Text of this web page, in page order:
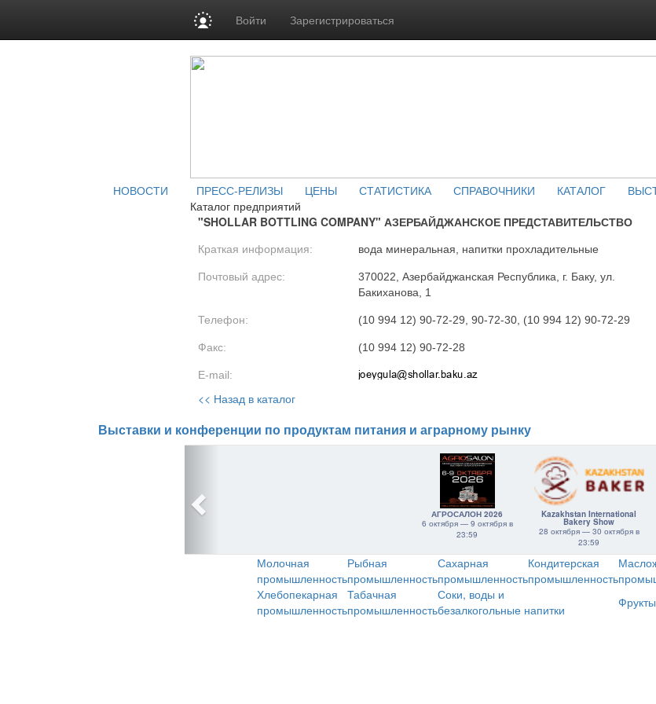
Войти Зарегистрироваться
НОВОСТИ ПРЕСС-РЕЛИЗЫ ЦЕНЫ СТАТИСТИКА СПРАВОЧНИКИ КАТАЛОГ
Каталог предприятий
"SHOLLAR BOTTLING COMPANY" АЗЕРБАЙДЖАНСКОЕ ПРЕДСТАВИТЕЛЬСТВО
Краткая информация: вода минеральная, напитки прохладительные
Почтовый адрес:
370022, Азербайджанская Республика, г. Баку, ул.
Бакиханова, 1
Телефон: (10 994 12) 90-72-29, 90-72-30, (10 994 12) 90-72-29
Факс: (10 994 12) 90-72-28
E-mail:
<< Назад в каталог
Выставки и конференции по продуктам питания и аграрному рынку
АГРОСАЛОН 2026
6 октября — 9 октября в
23:59
Kazakhstan International
Bakery Show
28 октября — 30 октября в
23:59
Молочная
промышленность
Рыбная
промышленность
Сахарная
промышленность
Кондитерская
промышленность
Хлебопекарная
промышленность
Табачная
промышленность
Соки, воды и
безалкогольные напитки